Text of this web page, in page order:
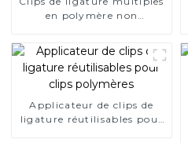
en polymère non
Applicateur de clips de
ligature réutilisables pour